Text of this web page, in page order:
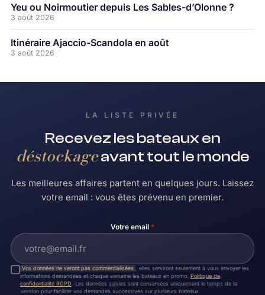
Yeu ou Noirmoutier depuis Les Sables-d’Olonne ?
3 août 2026
Itinéraire Ajaccio-Scandola en août
3 août 2026
LA LISTE PRIVÉE
Recevez les bateaux en
déstockageavant tout le monde
Les meilleures affaires partent en quelques jours. Laissez
votre email : vous êtes prévenu en premier.
Votre email *
Vos données ne seront pas commercialisées
, elles serviront seulement à vous envoyer les
informations demandées et chaque semaine les bateaux en promo. Politique de
confidentialité RGPD . Les données saisies sont conservées uniquement le temps de la
session pour faciliter vos demandes successives sur plusieurs bateaux.